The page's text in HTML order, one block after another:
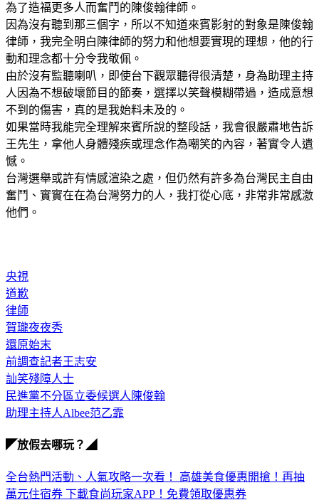
我從來沒有歧視過任何人，更不可能會想要傷害為生命奮鬥也
為了造福更多人而奮鬥的陳俊翰律師。
因為沒有聽到那三個字，所以不知道來賓影射的對象是陳俊翰
律師，我完全明白陳律師的努力和他想要實現的理想，他的行
動和理念都十分令我敬佩。
由於沒有監聽喇叭，即使台下觀眾聽得很清楚，身為助理主持
人因為不想破壞節目的節奏，選擇以笑聲模糊帶過，造成意想
不到的傷害，真的是我始料未及的。
如果當時我能完全理解來賓所說的整段話，我會很嚴肅地告訴
王先生，拿他人身體殘疾或理念作為嘲笑的內容，著實令人遺
憾。
台灣選舉或許有情感渲染之處，但仍然有許多為台灣民主自由
奮鬥、實實在在為台灣努力的人，我打從心底，非常非常感激
央視
道歉
律師
賀瓏夜夜秀
還原始末
前調查記者王志安
訕笑殘障人士
民進黨不分區立委候選人陳俊翰
全台熱門活動、人氣攻略一次看！高雄美食優惠開搶！再抽